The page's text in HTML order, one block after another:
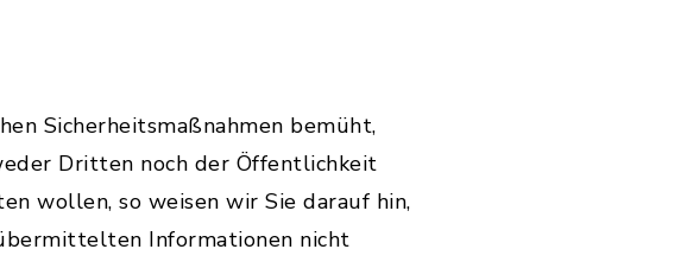
Sicherheitsmaßnahmen bemüht,
Dritten noch der Öffentlichkeit
wollen, so weisen wir Sie darauf hin,
Informationen nicht